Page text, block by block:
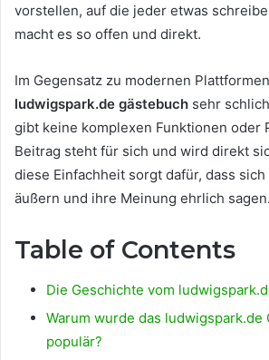
vorstellen, auf die jeder etwas
macht es so offen und direkt.
Im Gegensatz zu modernen
ludwigspark.de gästebuch sehr
gibt keine komplexen Funktionen oder
Beitrag steht für sich und wird direkt
diese Einfachheit sorgt dafür, dass
äußern und ihre Meinung ehrlich sagen.
Table of Contents
Die Geschichte vom
Warum wurde das ludwigspark.de
populär?